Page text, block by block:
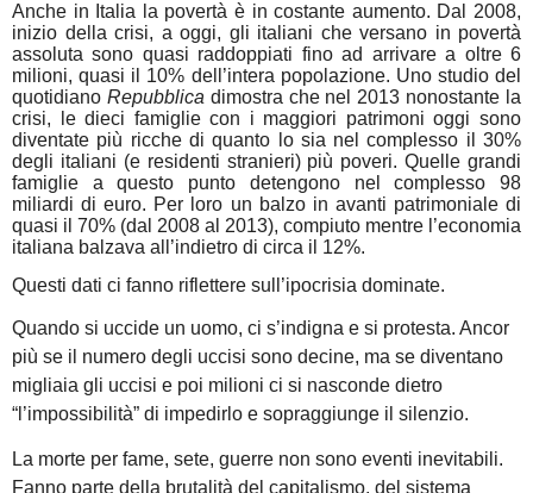
Anche in Italia la povertà è in costante aumento. Dal 2008,
inizio della crisi, a oggi, gli italiani che versano in povertà
assoluta sono quasi raddoppiati fino ad arrivare a oltre 6
milioni, quasi il 10% dell’intera popolazione. Uno studio del
quotidiano Repubblica dimostra che nel 2013 nonostante la
crisi, le dieci famiglie con i maggiori patrimoni oggi sono
diventate più ricche di quanto lo sia nel complesso il 30%
degli italiani (e residenti stranieri) più poveri. Quelle grandi
famiglie a questo punto detengono nel complesso 98
miliardi di euro. Per loro un balzo in avanti patrimoniale di
quasi il 70% (dal 2008 al 2013), compiuto mentre l’economia
italiana balzava all’indietro di circa il 12%.
Questi dati ci fanno riflettere sull’ipocrisia dominate.
Quando si uccide un uomo, ci s’indigna e si protesta. Ancor
più se il numero degli uccisi sono decine, ma se diventano
migliaia gli uccisi e poi milioni ci si nasconde dietro
“l’impossibilità” di impedirlo e sopraggiunge il silenzio.
La morte per fame, sete, guerre non sono eventi inevitabili.
Fanno parte della brutalità del capitalismo, del sistema